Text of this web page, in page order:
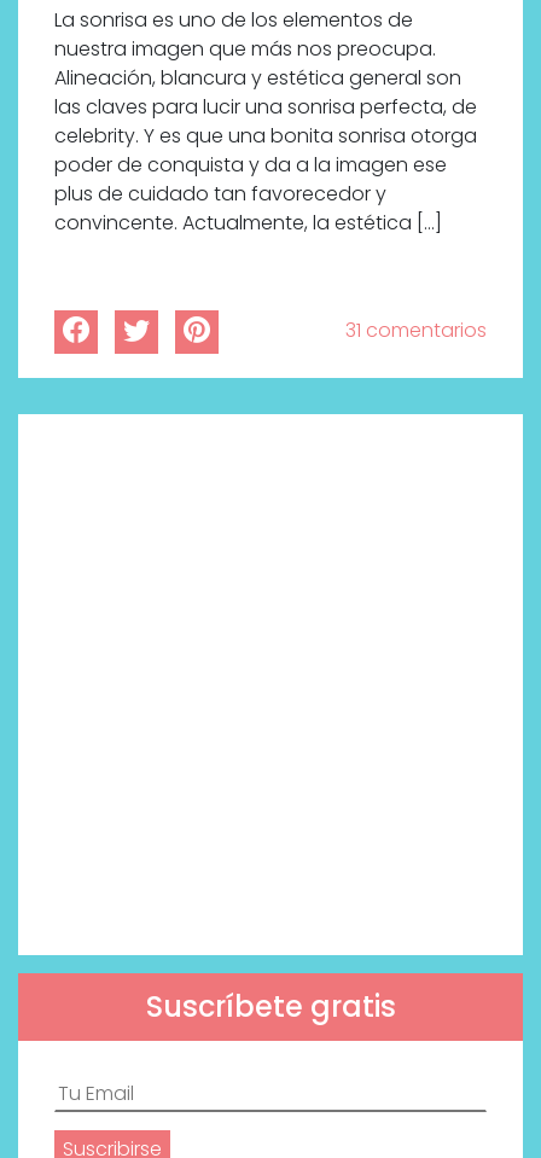
La sonrisa es uno de los elementos de
nuestra imagen que más nos preocupa.
Alineación, blancura y estética general son
las claves para lucir una sonrisa perfecta, de
celebrity. Y es que una bonita sonrisa otorga
poder de conquista y da a la imagen ese
plus de cuidado tan favorecedor y
convincente. Actualmente, la estética […]
31 comentarios
Suscríbete gratis